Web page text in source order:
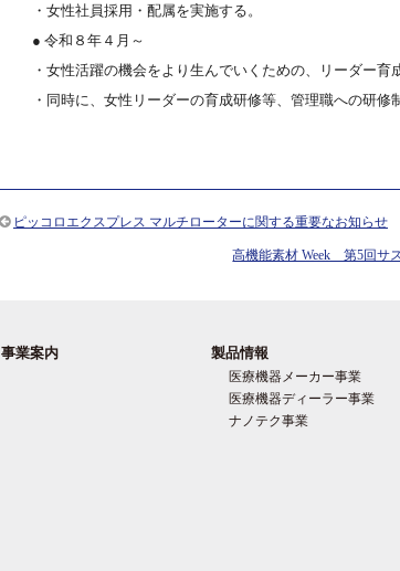
・女性社員採用・配属を実施する。
● 令和８年４月～
・女性活躍の機会をより生んでいくための、リーダー育
・同時に、女性リーダーの育成研修等、管理職への研修
ピッコロエクスプレス マルチローターに関する重要なお知らせ
高機能素材 Week 第5回サ
事業案内 製品情報
医療機器メーカー事業
医療機器ディーラー事業
ナノテク事業